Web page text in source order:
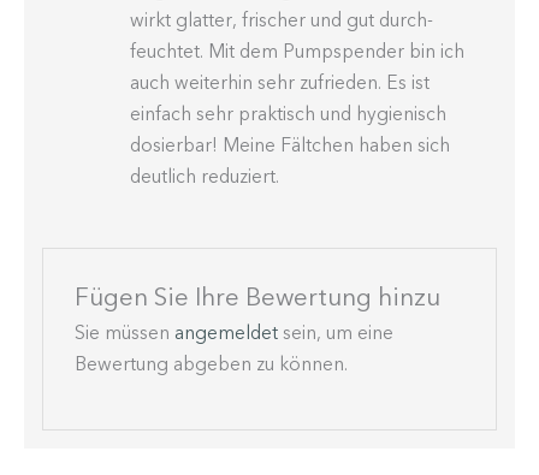
wirkt glatter, frischer und gut durch­
feuchtet. Mit dem Pumpspender bin ich
auch weiterhin sehr zufrieden. Es ist
einfach sehr praktisch und hygie­nisch
dosierbar! Meine Fältchen haben sich
deutlich reduziert.
Fügen Sie Ihre Bewertung hinzu
Sie müssen angemeldetsein, um eine
Bewertung abgeben zu können.